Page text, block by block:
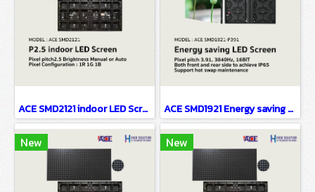
ACE SMD2121 indoor LED Screen P2.5 ACE SMD1921 Energy saving LED Screen P3.91
New New